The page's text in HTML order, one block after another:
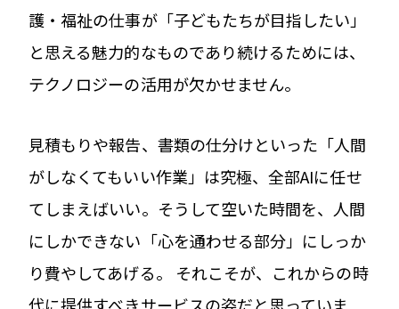
護・福祉の仕事が「子どもたちが目指したい」
と思える魅力的なものであり続けるためには、
テクノロジーの活用が欠かせません。
見積もりや報告、書類の仕分けといった「人間
がしなくてもいい作業」は究極、全部AIに任せ
てしまえばいい。そうして空いた時間を、人間
にしかできない「心を通わせる部分」にしっか
り費やしてあげる。 それこそが、これからの時